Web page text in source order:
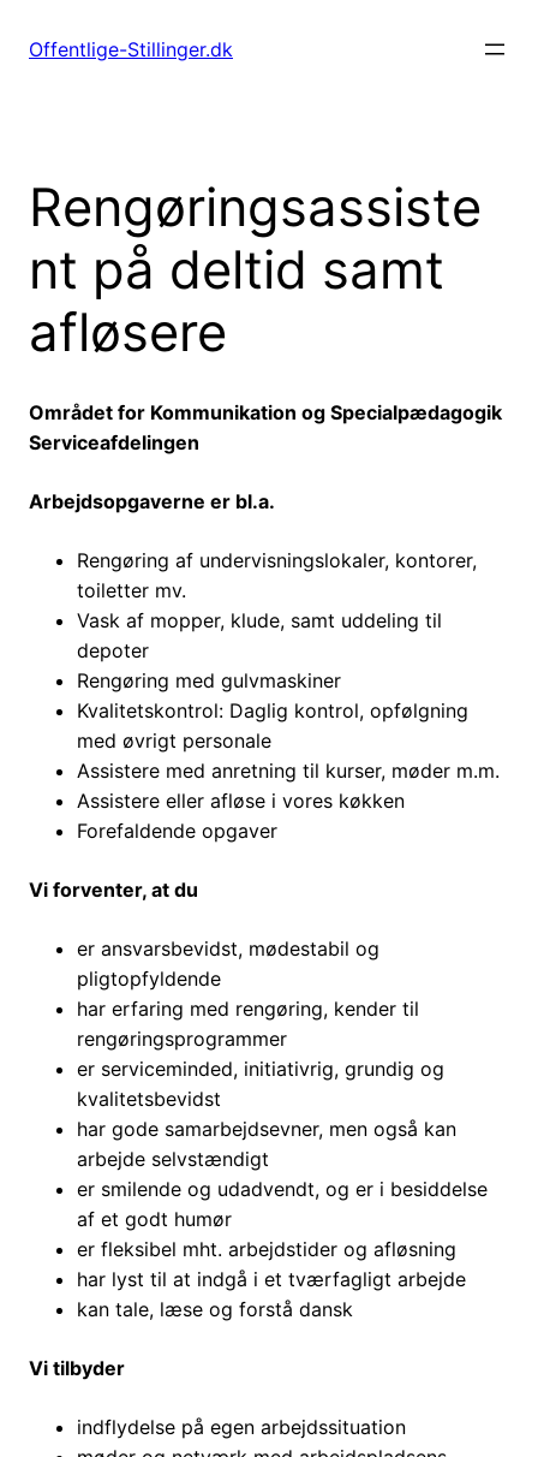
Offentlige-Stillinger.dk
Rengøringsassiste
nt på deltid samt
afløsere
Området for Kommunikation og Specialpædagogik
Serviceafdelingen
Arbejdsopgaverne er bl.a.
Rengøring af undervisningslokaler, kontorer,
toiletter mv.
Vask af mopper, klude, samt uddeling til
depoter
Rengøring med gulvmaskiner
Kvalitetskontrol: Daglig kontrol, opfølgning
med øvrigt personale
Assistere med anretning til kurser, møder m.m.
Assistere eller afløse i vores køkken
Forefaldende opgaver
Vi forventer, at du
er ansvarsbevidst, mødestabil og
pligtopfyldende
har erfaring med rengøring, kender til
rengøringsprogrammer
er serviceminded, initiativrig, grundig og
kvalitetsbevidst
har gode samarbejdsevner, men også kan
arbejde selvstændigt
er smilende og udadvendt, og er i besiddelse
af et godt humør
er fleksibel mht. arbejdstider og afløsning
har lyst til at indgå i et tværfagligt arbejde
kan tale, læse og forstå dansk
Vi tilbyder
indflydelse på egen arbejdssituation